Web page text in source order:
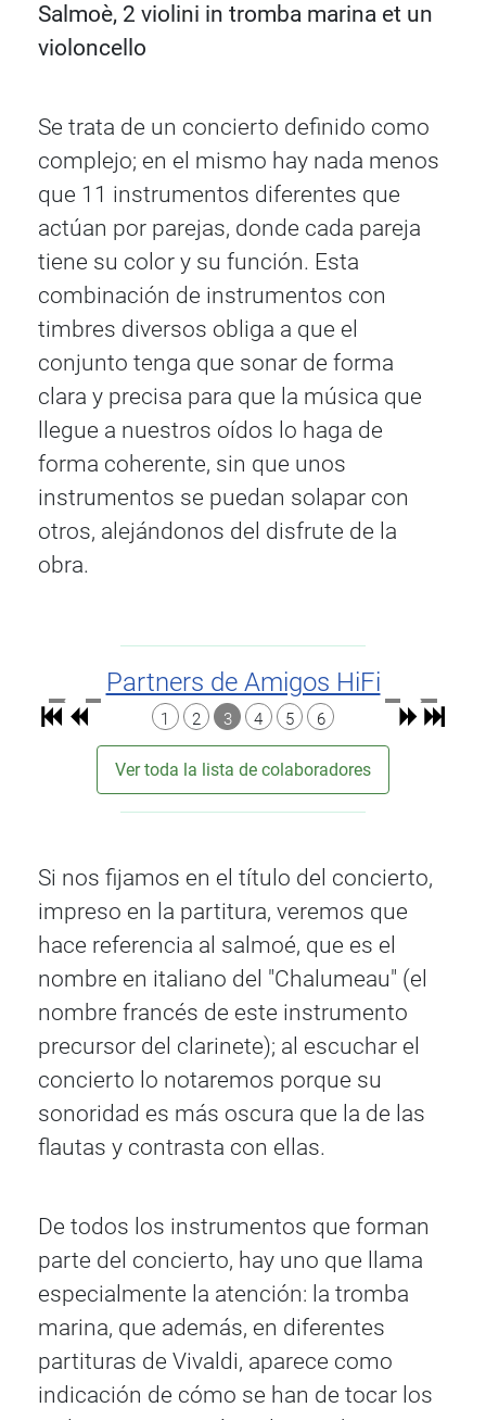
Salmoè, 2 violini in tromba marina et un
violoncello
Se trata de un concierto definido como
complejo; en el mismo hay nada menos
que 11 instrumentos diferentes que
actúan por parejas, donde cada pareja
tiene su color y su función. Esta
combinación de instrumentos con
timbres diversos obliga a que el
conjunto tenga que sonar de forma
clara y precisa para que la música que
llegue a nuestros oídos lo haga de
forma coherente, sin que unos
instrumentos se puedan solapar con
otros, alejándonos del disfrute de la
obra.
Partners de Amigos HiFi
1 2 3 4 5 6
Ver toda la lista de colaboradores
Si nos fijamos en el título del concierto,
impreso en la partitura, veremos que
hace referencia al salmoé, que es el
nombre en italiano del "Chalumeau" (el
nombre francés de este instrumento
precursor del clarinete); al escuchar el
concierto lo notaremos porque su
sonoridad es más oscura que la de las
flautas y contrasta con ellas.
De todos los instrumentos que forman
parte del concierto, hay uno que llama
especialmente la atención: la tromba
marina, que además, en diferentes
partituras de Vivaldi, aparece como
indicación de cómo se han de tocar los